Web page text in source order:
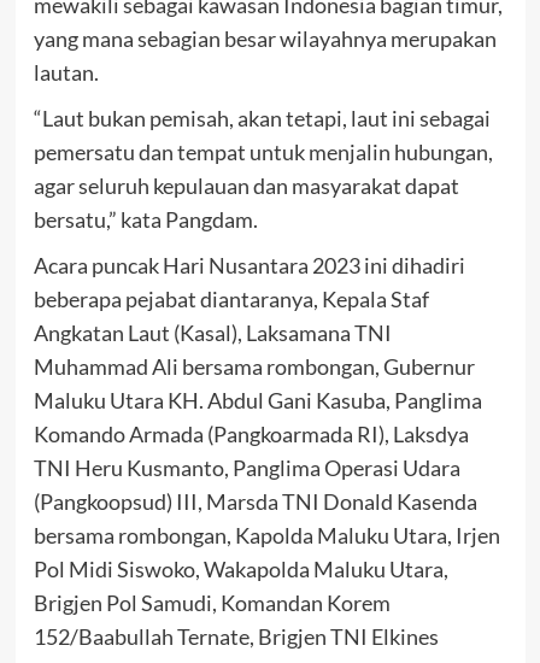
yang mana sebagian besar wilayahnya merupakan
lautan.
“Laut bukan pemisah, akan tetapi, laut ini sebagai
pemersatu dan tempat untuk menjalin hubungan,
agar seluruh kepulauan dan masyarakat dapat
bersatu,” kata Pangdam.
Acara puncak Hari Nusantara 2023 ini dihadiri
beberapa pejabat diantaranya, Kepala Staf
Angkatan Laut (Kasal), Laksamana TNI
Muhammad Ali bersama rombongan, Gubernur
Maluku Utara KH. Abdul Gani Kasuba, Panglima
Komando Armada (Pangkoarmada RI), Laksdya
TNI Heru Kusmanto, Panglima Operasi Udara
(Pangkoopsud) III, Marsda TNI Donald Kasenda
bersama rombongan, Kapolda Maluku Utara, Irjen
Pol Midi Siswoko, Wakapolda Maluku Utara,
Brigjen Pol Samudi, Komandan Korem
152/Baabullah Ternate, Brigjen TNI Elkines